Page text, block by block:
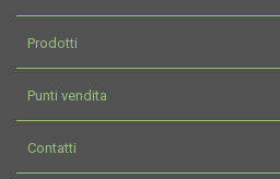
Prodotti
Punti vendita
Contatti